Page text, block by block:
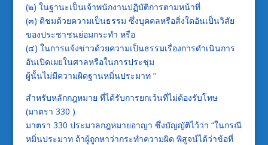
(๒) ในฐานะเป็นเจ้าพนักงานปฏิบัติการตามหน้าที่
(๓) ติชมด้วยความเป็นธรรม ซึ่งบุคคลหรือสิ่งใดอันเป็นวิสัย
ของประชาชนย่อมกระทำ หรือ
(๔) ในการแจ้งข่าวด้วยความเป็นธรรมเรื่องการดำเนินการ
อันเปิดเผยในศาลหรือในการประชุม
ผู้นั้นไม่มีความผิดฐานหมิ่นประมาท “
สำหรับหลักกฎหมาย ที่ได้รับการยกเว้นที่ไม่ต้องรับโทษ
(มาตรา 330 )
มาตรา 330 ประมวลกฎหมายอาญา ซึ่งบัญญัติไว้ว่า “ในกรณี
หมิ่นประมาท ถ้าผู้ถูกหาว่ากระทำความผิด พิสูจน์ได้ว่าข้อที่